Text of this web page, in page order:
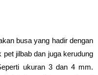
busa yang hadir dengan
jilbab dan juga kerudung
ukuran 3 dan 4 mm.